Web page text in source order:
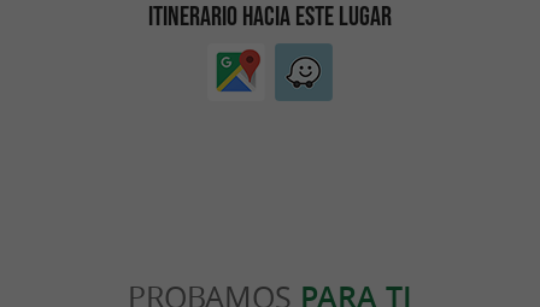
ITINERARIO HACIA ESTE LUGAR
PROBAMOS PARA TI